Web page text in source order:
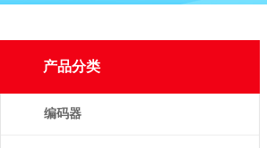
产品分类
编码器